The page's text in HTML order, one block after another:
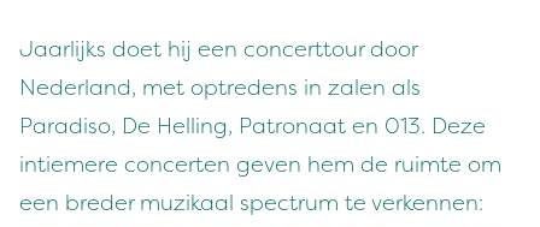
Jaarlijks doet hij een concerttour door
Nederland, met optredens in zalen als
Paradiso, De Helling, Patronaat en 013. Deze
intiemere concerten geven hem de ruimte om
een breder muzikaal spectrum te verkennen: